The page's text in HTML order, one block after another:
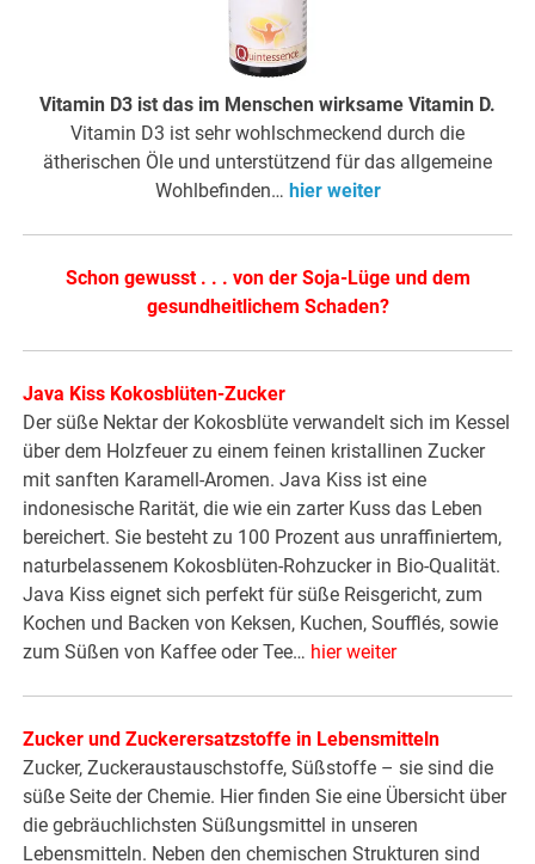
Vitamin D3 ist das im Menschen wirksame Vitamin D.
Vitamin D3 ist sehr wohlschmeckend durch die
ätherischen Öle und unterstützend für das allgemeine
Wohlbefinden… hier weiter
Schon gewusst . . . von der Soja-Lüge und dem
gesundheitlichem Schaden?
Java Kiss Kokosblüten-Zucker
Der süße Nektar der Kokosblüte verwandelt sich im Kessel
über dem Holzfeuer zu einem feinen kristallinen Zucker
mit sanften Karamell-Aromen. Java Kiss ist eine
indonesische Rarität, die wie ein zarter Kuss das Leben
bereichert. Sie besteht zu 100 Prozent aus unraffiniertem,
naturbelassenem Kokosblüten-Rohzucker in Bio-Qualität.
Java Kiss eignet sich perfekt für süße Reisgericht, zum
Kochen und Backen von Keksen, Kuchen, Soufflés, sowie
zum Süßen von Kaffee oder Tee… hier weiter
Zucker und Zuckerersatzstoffe in Lebensmitteln
Zucker, Zuckeraustauschstoffe, Süßstoffe – sie sind die
süße Seite der Chemie. Hier finden Sie eine Übersicht über
die gebräuchlichsten Süßungsmittel in unseren
Lebensmitteln. Neben den chemischen Strukturen sind